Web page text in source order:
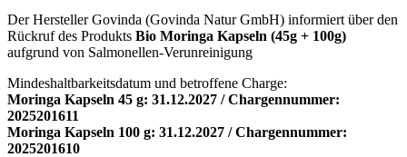
Der Hersteller Govinda (Govinda Natur GmbH) informiert über den
Rückruf des Produkts Bio Moringa Kapseln (45g + 100g)
aufgrund von Salmonellen-Verunreinigung
Mindeshaltbarkeitsdatum und betroffene Charge:
Moringa Kapseln 45 g: 31.12.2027 / Chargennummer:
2025201611
Moringa Kapseln 100 g: 31.12.2027 / Chargennummer:
2025201610